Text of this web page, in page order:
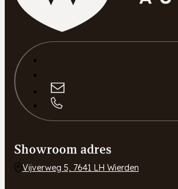
Showroom adres
Vijverweg 5, 7641 LH Wierden